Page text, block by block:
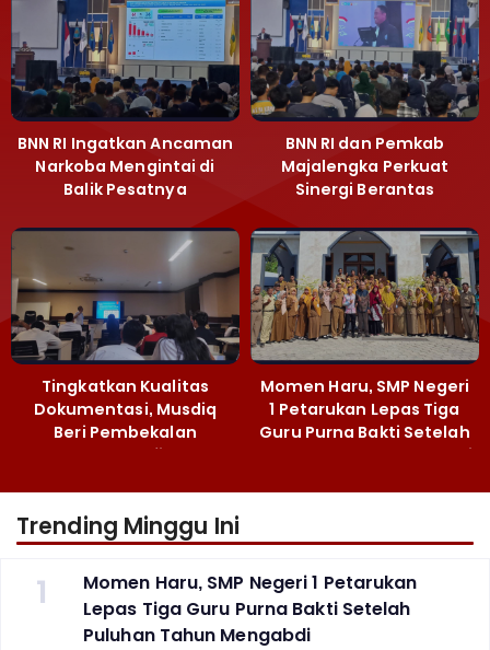
BNN RI Ingatkan Ancaman
Narkoba Mengintai di
Balik Pesatnya
Majalengka
BNN RI dan Pemkab
Majalengka Perkuat
Sinergi Berantas
Narkoba
Tingkatkan Kualitas
Dokumentasi, Musdiq
Beri Pembekalan
Fotografi ‎
Momen Haru, SMP Negeri
1 Petarukan Lepas Tiga
Guru Purna Bakti Setelah
Puluhan Tahun Mengabdi
Trending Minggu Ini
1
Momen Haru, SMP Negeri 1 Petarukan
Lepas Tiga Guru Purna Bakti Setelah
Puluhan Tahun Mengabdi